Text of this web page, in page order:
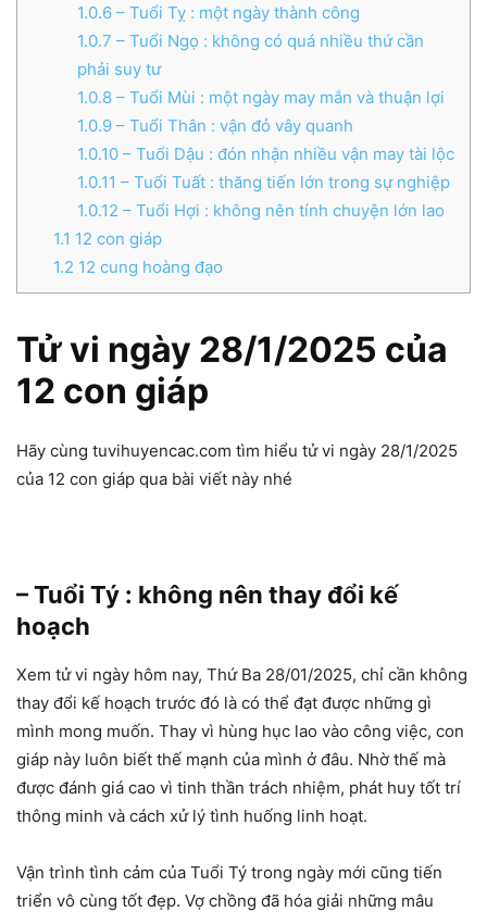
1.0.6 – Tuổi Tỵ : một ngày thành công
1.0.7 – Tuổi Ngọ : không có quá nhiều thứ cần
phải suy tư
1.0.8 – Tuổi Mùi : một ngày may mắn và thuận lợi
1.0.9 – Tuổi Thân : vận đỏ vây quanh
1.0.10 – Tuổi Dậu : đón nhận nhiều vận may tài lộc
1.0.11 – Tuổi Tuất : thăng tiến lớn trong sự nghiệp
1.0.12 – Tuổi Hợi : không nên tính chuyện lớn lao
1.1 12 con giáp
1.2 12 cung hoàng đạo
Tử vi ngày 28/1/2025 của
12 con giáp
Hãy cùng tuvihuyencac.com tìm hiểu tử vi ngày 28/1/2025
của 12 con giáp qua bài viết này nhé
– Tuổi Tý : không nên thay đổi kế
hoạch
Xem tử vi ngày hôm nay, Thứ Ba 28/01/2025, chỉ cần không
thay đổi kế hoạch trước đó là có thể đạt được những gì
mình mong muốn. Thay vì hùng hục lao vào công việc, con
giáp này luôn biết thế mạnh của mình ở đâu. Nhờ thế mà
được đánh giá cao vì tinh thần trách nhiệm, phát huy tốt trí
thông minh và cách xử lý tình huống linh hoạt.
Vận trình tình cảm của Tuổi Tý trong ngày mới cũng tiến
triển vô cùng tốt đẹp. Vợ chồng đã hóa giải những mâu